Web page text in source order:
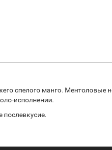
спелого манго. Ментоловые
исполнении.
послевкусие.